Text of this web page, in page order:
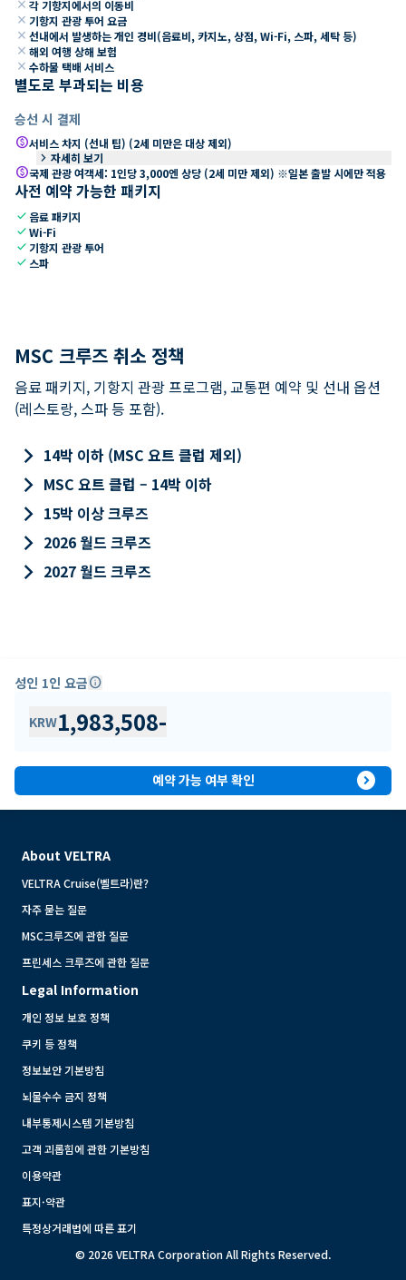
close 각 기항지에서의 이동비
close 기항지 관광 투어 요금
close 선내에서 발생하는 개인 경비(음료비, 카지노, 상점, Wi-Fi, 스파, 세탁 등)
close 해외 여행 상해 보험
close 수하물 택배 서비스
별도로 부과되는 비용
승선 시 결제
paid서비스 차지 (선내 팁) (2세 미만은 대상 제외)
keyboard_arrow_right 자세히 보기
paid국제 관광 여객세: 1인당 3,000엔 상당 (2세 미만 제외) ※일본 출발 시에만 적용
사전 예약 가능한 패키지
check 음료 패키지
checkWi-Fi
check 기항지 관광 투어
check 스파
MSC 크루즈 취소 정책
음료 패키지, 기항지 관광 프로그램, 교통편 예약 및 선내 옵션
(레스토랑, 스파 등 포함).
keyboard_arrow_right 14박 이하 (MSC 요트 클럽 제외)
keyboard_arrow_right MSC 요트 클럽 – 14박 이하
keyboard_arrow_right 15박 이상 크루즈
keyboard_arrow_right 2026 월드 크루즈
keyboard_arrow_right 2027 월드 크루즈
성인 1인 요금info
KRW1,983,508-
예약 가능 여부 확인 expand_circle_right
About VELTRA
VELTRA Cruise(벨트라)란?
자주 묻는 질문
MSC크루즈에 관한 질문
프린세스 크루즈에 관한 질문
Legal Information
개인 정보 보호 정책
쿠키 등 정책
정보보안 기본방침
뇌물수수 금지 정책
내부통제시스템 기본방침
고객 괴롭힘에 관한 기본방침
이용약관
표지·약관
특정상거래법에 따른 표기
© 2026 VELTRA Corporation All Rights Reserved.